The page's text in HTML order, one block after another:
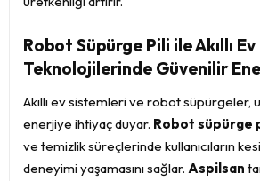
Robot Süpürge Pili ile Akıllı Ev
Teknolojilerinde Güvenilir
Akıllı ev sistemleri ve robot süpürgeler,
enerjiye ihtiyaç duyar. Robot süpürge
ve temizlik süreçlerinde kullanıcıların
deneyimi yaşamasını sağlar. Aspilsan